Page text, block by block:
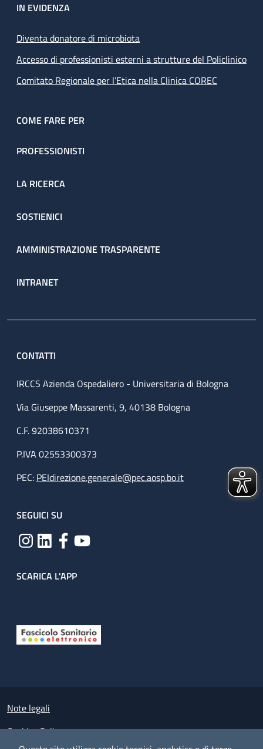
IN EVIDENZA
Diventa donatore di microbiota
Accesso di professionisti esterni a strutture del Policlinico
Comitato Regionale per l’Etica nella Clinica COREC
COME FARE PER
PROFESSIONISTI
LA RICERCA
SOSTIENICI
AMMINISTRAZIONE TRASPARENTE
INTRANET
CONTATTI
IRCCS Azienda Ospedaliero - Universitaria di Bologna
Via Giuseppe Massarenti, 9, 40138 Bologna
C.F. 92038610371
P.IVA 02553300373
PEC: PEIdirezione.generale@pec.aosp.bo.it
SEGUICI SU
SCARICA L'APP
Small prints
Note legali
Cookies Policy